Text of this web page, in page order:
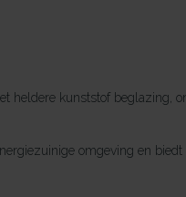
heldere kunststof beglazing,
omgeving en